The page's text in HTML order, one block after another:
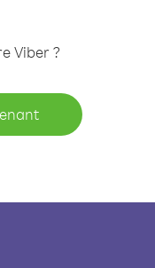
Viber ?